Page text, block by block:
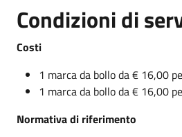
Condizioni di
Costi
1 marca da bollo da € 16,00
1 marca da bollo da € 16,00
Normativa di riferimento